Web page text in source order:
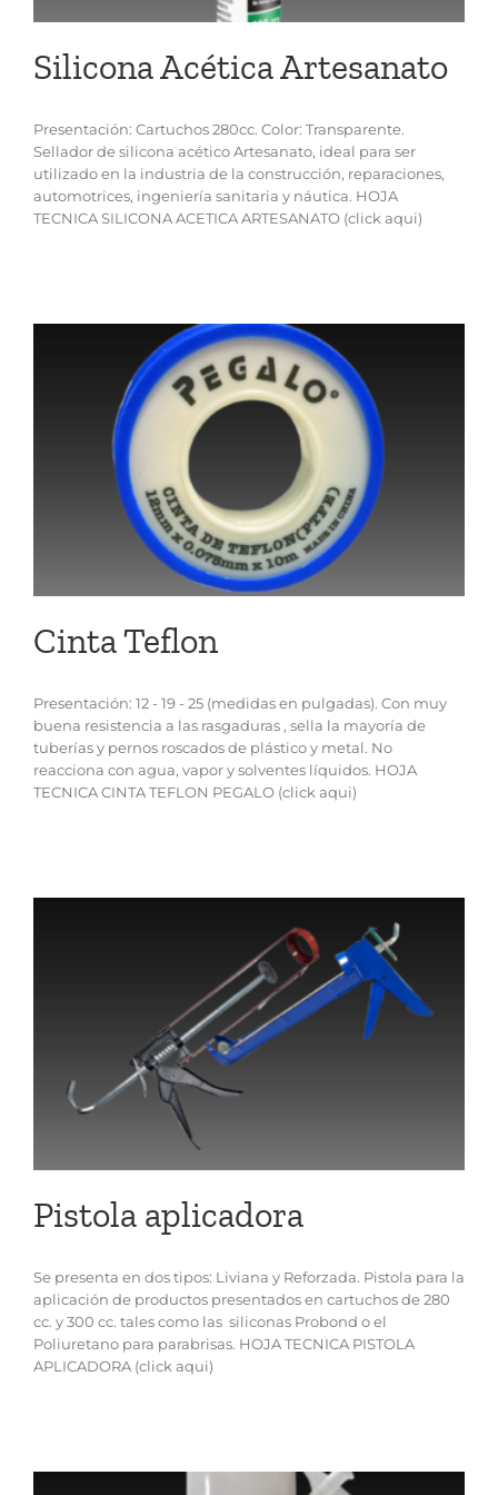
Silicona Acética Artesanato
Presentación: Cartuchos 280cc. Color: Transparente.
Sellador de silicona acético Artesanato, ideal para ser
utilizado en la industria de la construcción, reparaciones,
automotrices, ingeniería sanitaria y náutica. HOJA
TECNICA SILICONA ACETICA ARTESANATO (click aqui)
Cinta Teflon
Presentación: 12 - 19 - 25 (medidas en pulgadas). Con muy
buena resistencia a las rasgaduras , sella la mayoría de
tuberías y pernos roscados de plástico y metal. No
reacciona con agua, vapor y solventes líquidos. HOJA
TECNICA CINTA TEFLON PEGALO (click aqui)
Pistola aplicadora
Se presenta en dos tipos: Liviana y Reforzada. Pistola para la
aplicación de productos presentados en cartuchos de 280
cc. y 300 cc. tales como las siliconas Probond o el
Poliuretano para parabrisas. HOJA TECNICA PISTOLA
APLICADORA (click aqui)